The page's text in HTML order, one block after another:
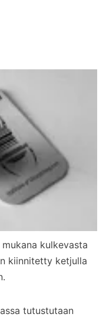
kulkevasta
kiinnitetty ketjulla
tutustutaan